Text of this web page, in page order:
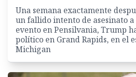
Una semana exactamente
un fallido intento de asesinato
evento en Pensilvania, Trump
político en Grand Rapids, en el
Michigan